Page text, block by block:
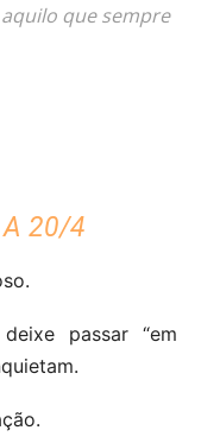
que sempre
A 20/4
passar “em